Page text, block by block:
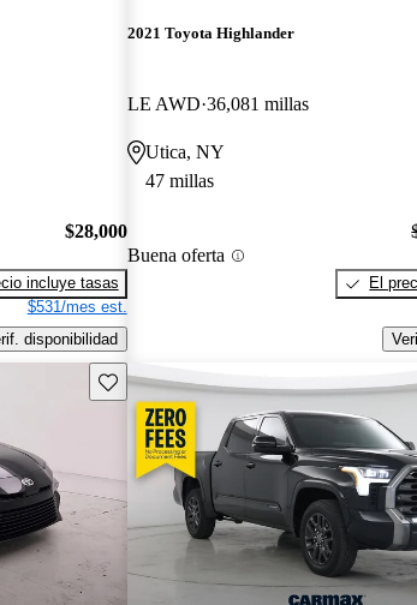
$28,000
incluye tasas
$531/mes est.
disponibilidad
2021 Toyota Highlander
LE AWD 36,081 millas
Utica, NY
47 millas
Buena oferta
El
Guarda este Aviso